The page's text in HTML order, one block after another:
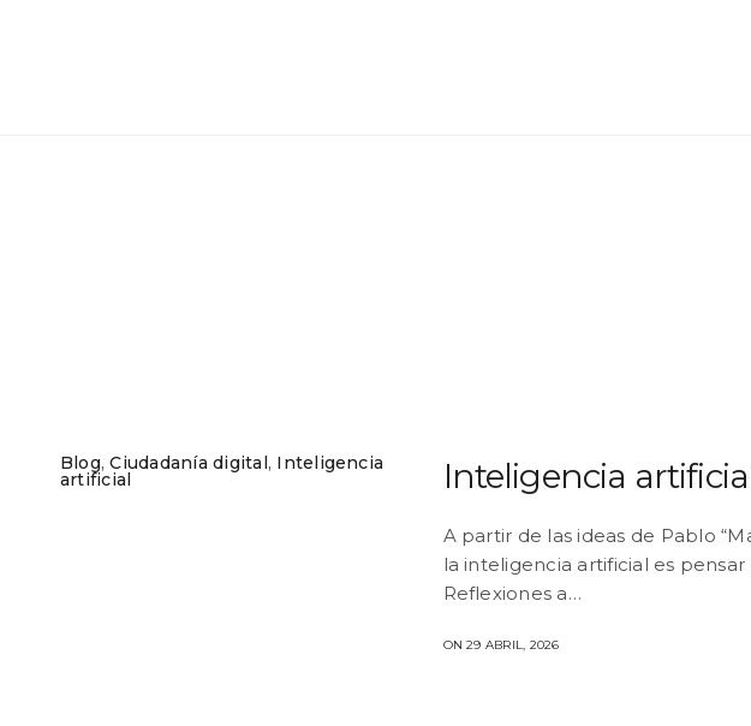
Blog,Ciudadanía digital, Inteligencia
artificial Inteligencia
A partir de las ideas de Pablo
la inteligencia artificial es
Reflexiones a…
ON 29 ABRIL, 2026